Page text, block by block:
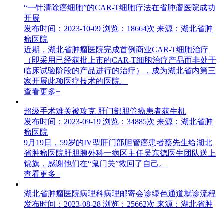
“一针清除癌细胞”的CAR-T细胞疗法在省肿瘤医院成功
开展
发布时间：2023-10-09 浏览：18664次 来源：湖北省肿
瘤医院
近期，湖北省肿瘤医院完成首例商业CAR-T细胞治疗
（即采用已经获批上市的CAR-T细胞治疗产品而非处于
临床试验阶段的产品进行的治疗），成为湖北省内第三
家开展此项医疗技术的医院。
查看更多+
超级手术难关被攻克 肝门部胆管癌患者获生机
发布时间：2023-09-19 浏览：34885次 来源：湖北省肿
瘤医院
9月19日，59岁的IV型肝门部胆管癌患者蔡先生给湖北
省肿瘤医院肝胆胰外科一病区主任吴东德医生团队送上
锦旗，感谢他们在“鬼门关”救回了自己。
查看更多+
湖北省肿瘤医院病理科病理邮寄会诊绿色通道就诊流程
发布时间：2023-08-28 浏览：25662次 来源：湖北省肿